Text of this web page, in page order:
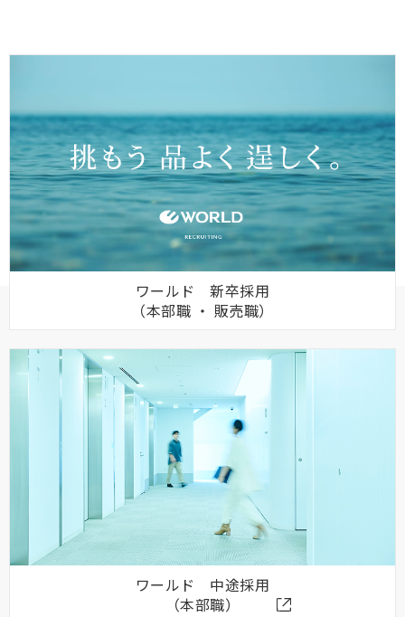
ワールド 新卒採用
（本部職 ・ 販売職）
ワールド 中途採用
（本部職）